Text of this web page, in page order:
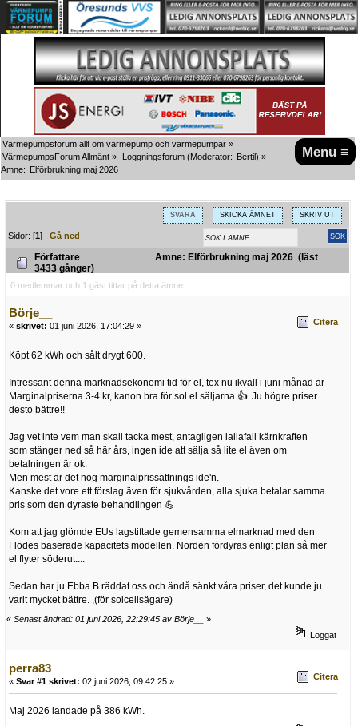
Menu ≡
Värmepumpsforum allt om värmepump och värmepumpar »
VärmepumpsForum Allmänt » Loggningsforum (Moderator: Bertil) »
Ämne: Elförbrukning maj 2026
SVARA SKICKA ÄMNET SKRIV UT
Sidor: [1]Gå ned
Författare
Ämne: Elförbrukning maj 2026 (läst
3433 gånger)
0 medlemmar och 1 gäst tittar på detta ämne.
Börje__
« skrivet: 01 juni 2026, 17:04:29 » Citera
Köpt 62 kWh och sålt drygt 600.
Intressant denna marknadsekonomi tid för el, tex nu ikväll i juni månad är
Marginalpriserna 3-4 kr, kanon bra för sol el säljarna 👍. Ju högre priser
desto bättre!!
Jag vet inte vem man skall tacka mest, antagligen iallafall kärnkraften
som stänger ned så här års, ingen ide att sälja så lite el även om
betalningen är ok.
Men mest är det nog marginalprissättnings ide'n.
Kanske det vore ett förslag även för sjukvården, alla sjuka betalar samma
pris som den dyraste behandlingen 💪
Kom att jag glömde EUs lagstiftade gemensamma elmarknad med den
Flödes baserade kapacitets modellen. Norden fördyras enligt plan så mer
el flyter söderut....
Sedan har ju Ebba B räddat oss och ändå sänkt våra priser, det kunde ju
varit mycket bättre. ,(för solcellsägare)
« Senast ändrad: 01 juni 2026, 22:29:45 av Börje__
»
Loggat
perra83
« Svar #1 skrivet: 02 juni 2026, 09:42:25 » Citera
Maj 2026 landade på 386 kWh.